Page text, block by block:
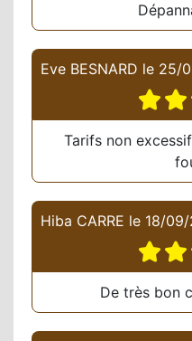
Eve BESNARD le 25/
Tarifs non
Hiba CARRE le 18/
De très bon